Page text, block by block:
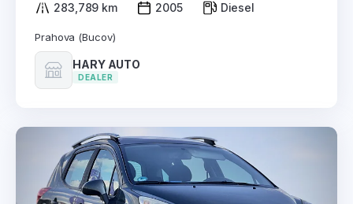
283,789 km 2005 Diesel
Prahova (Bucov)
HARY AUTO
DEALER